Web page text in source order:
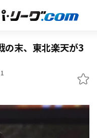
末、東北楽天が3